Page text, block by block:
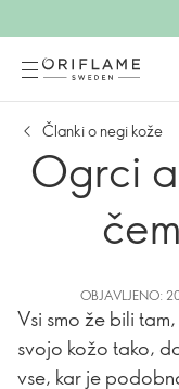
Članki o negi kože
Ogrci
OBJAVLJENO:
Vsi smo že bili
svojo kožo tako,
vse, kar je